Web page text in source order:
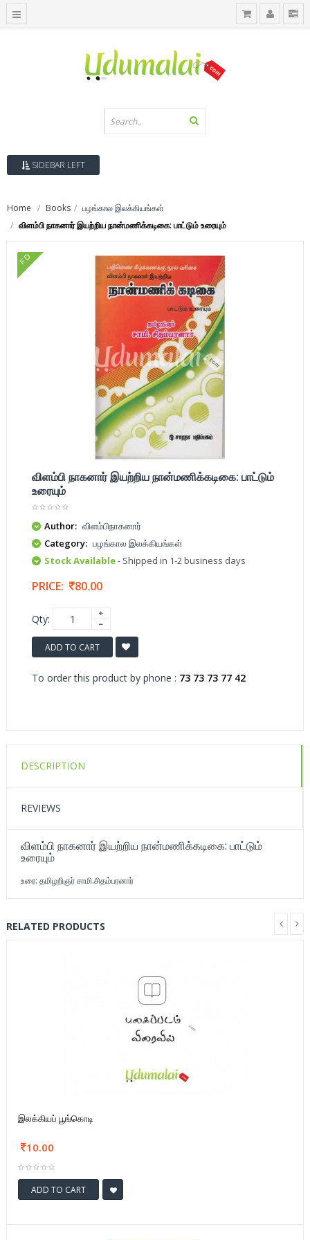
SIDEBAR LEFT
Home Books
பழங்கால இலக்கியங்கள்
விளம்பி நாகனார் இயற்றிய நான்மணிக்கடிகை: பாட்டும் உரையும்
FD
விளம்பி நாகனார் இயற்றிய நான்மணிக்கடிகை: பாட்டும்
உரையும்
Author: விளம்பிநாகனார்
Category: பழங்கால இலக்கியங்கள்
Stock Available- Shipped in 1-2 business days
PRICE: 80.00
Qty:
ADD TO CART
To order this product by phone : 73 73 73 77 42
DESCRIPTION
REVIEWS
விளம்பி நாகனார் இயற்றிய நான்மணிக்கடிகை: பாட்டும்
உரையும்
உரை: தமிழறிஞர் சாமி.சிதம்பரனார்
RELATED PRODUCTS
இலக்கியப் பூங்கொடி
10.00
ADD TO CART